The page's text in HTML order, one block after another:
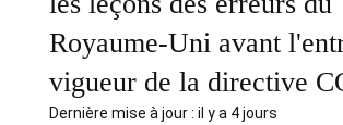
Royaume-Uni avant
vigueur de la directive
Dernière mise à jour : il y a 4 jours